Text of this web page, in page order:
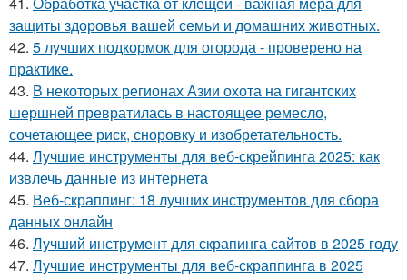
защиты здоровья вашей семьи и домашних животных.
42. 5 лучших подкормок для огорода - проверено на
практике.
43. В некоторых регионах Азии охота на гигантских
шершней превратилась в настоящее ремесло,
сочетающее риск, сноровку и изобретательность.
44. Лучшие инструменты для веб-скрейпинга 2025: как
извлечь данные из интернета
45. Веб-скраппинг: 18 лучших инструментов для сбора
данных онлайн
46. Лучший инструмент для скрапинга сайтов в 2025 году
47. Лучшие инструменты для веб-скраппинга в 2025